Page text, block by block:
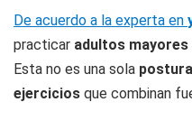
De acuerdo a la experta en
practicar adultos mayores
Esta no es una sola postura
ejercicios que combinan